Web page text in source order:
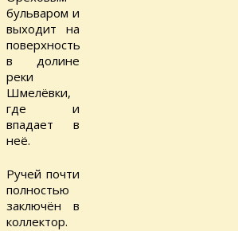
бульваром и
выходит на
поверхность
в долине
реки
Шмелёвки,
где и
впадает в
неё.
Ручей почти
полностью
заключён в
коллектор.